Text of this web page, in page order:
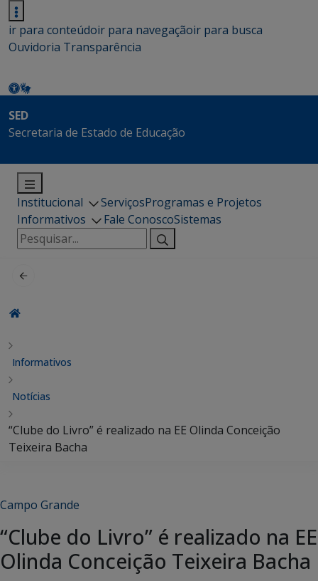
ir para conteúdoir para navegaçãoir para busca
Ouvidoria Transparência
SED
Secretaria de Estado de Educação
Institucional ServiçosProgramas e Projetos
Informativos
Fale ConoscoSistemas
Pesquisar
por:
Informativos
Notícias
“Clube do Livro” é realizado na EE Olinda Conceição
Teixeira Bacha
Campo Grande
“Clube do Livro” é realizado na EE
Olinda Conceição Teixeira Bacha